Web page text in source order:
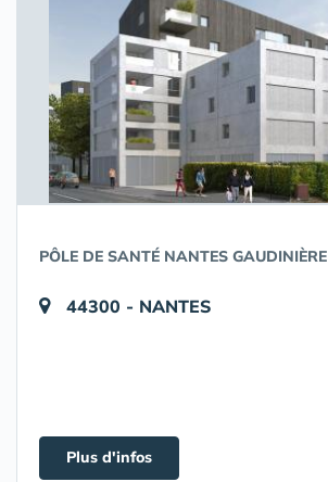
PÔLE DE SANTÉ NANTES GAUDINIÈRE
44300 - NANTES
Plus d'infos